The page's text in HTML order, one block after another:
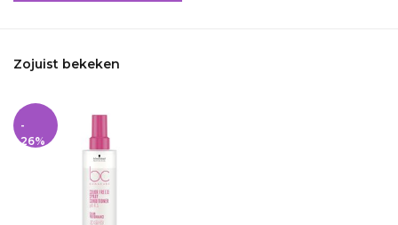
Zojuist bekeken
-
26%